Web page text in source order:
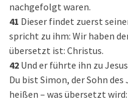
nachgefolgt waren.
41 Dieser findet zuerst
spricht zu ihm: Wir haben
übersetzt ist: Christus.
42 Und er führte ihn zu
Du bist Simon, der Sohn
heißen – was übersetzt